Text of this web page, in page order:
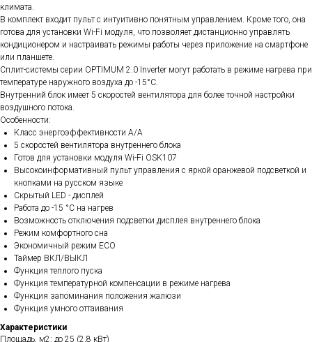
климата.
В комплект входит пульт с интуитивно понятным управлением. Кроме того, она
готова для установки Wi-Fi модуля, что позволяет дистанционно управлять
кондиционером и настраивать режимы работы через приложение на смартфоне
или планшете.
Сплит-системы серии OPTIMUM 2.0 Inverter могут работать в режиме нагрева при
температуре наружного воздуха до -15°С.
Внутренний блок имеет 5 скоростей вентилятора для более точной настройки
воздушного потока.
Особенности:
Класс энергоэффективности А/А
5 скоростей вентилятора внутреннего блока
Готов для установки модуля Wi-Fi OSK107
Высокоинформативный пульт управления с яркой оранжевой подсветкой и
кнопками на русском языке
Скрытый LED - дисплей
Работа до -15 °C на нагрев
Возможность отключения подсветки дисплея внутреннего блока
Режим комфортного сна
Экономичный режим ECO
Таймер ВКЛ/ВЫКЛ
Функция теплого пуска
Функция температурной компенсации в режиме нагрева
Функция запоминания положения жалюзи
Функция умного оттаивания
Характеристики
Площадь, м2: до 25 (2,8 кВт)